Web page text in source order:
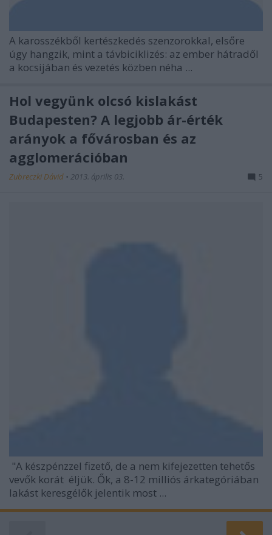
A karosszékből kertészkedés szenzorokkal, elsőre
úgy hangzik, mint a távbiciklizés: az ember hátradől
a kocsijában és vezetés közben néha ...
Hol vegyünk olcsó kislakást
Budapesten? A legjobb ár-érték
arányok a fővárosban és az
agglomerációban
Zubreczki Dávid • 2013. április 03. 5
"A készpénzzel fizető, de a nem kifejezetten tehetős
vevők korát éljük. Ők, a 8-12 milliós árkategóriában
lakást keresgélők jelentik most ...